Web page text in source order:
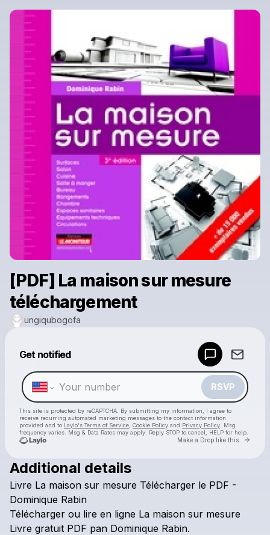
[PDF] La maison sur mesure
téléchargement
ungiqubogofa
Get notified
RSVP
This site is protected by reCAPTCHA. By submitting my information, I agree to
receive recurring automated marketing messages to the contact information
provided and to Laylo's Terms of Service Cookie Policy and Privacy Policy . Msg
frequency varies. Msg & Data Rates may apply. Reply STOP to cancel, HELP for help.
Make a Drop like this Go
Check your texts
Additional details
Livre La maison sur mesure Télécharger le PDF -
Dominique Rabin
Télécharger ou lire en ligne La maison sur mesure
Livre gratuit PDF pan Dominique Rabin.